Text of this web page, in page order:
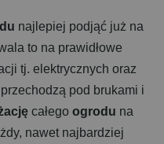
najlepiej podjąć już na
to na prawidłowe
tj. elektrycznych oraz
pod brukami i
całego ogrodu na
nawet najbardziej